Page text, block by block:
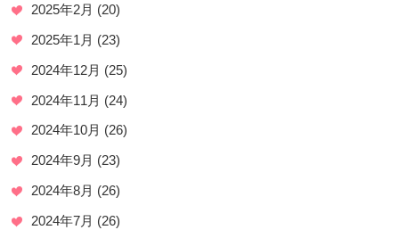
2025年2月 (20)
2025年1月 (23)
2024年12月 (25)
2024年11月 (24)
2024年10月 (26)
2024年9月 (23)
2024年8月 (26)
2024年7月 (26)